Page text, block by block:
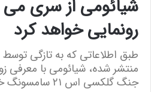
رونمایی خواهد کرد
جنگ گلکسی اس ۲۱ سامسونگ خواهد رفت.